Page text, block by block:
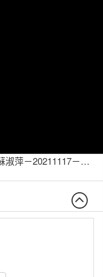
110-1－醫病風險數據與醫療照護管理－蘇淑萍－20211117－糖尿病健康識能環境運用、糖尿病患管理七件事-5